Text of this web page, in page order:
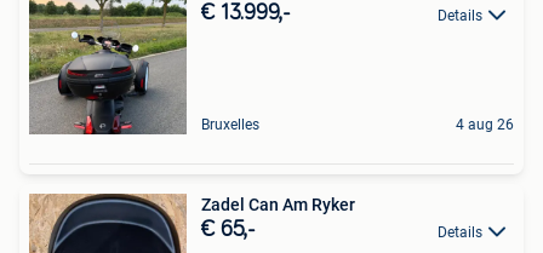
€ 13.999,- Details
Bruxelles 4 aug 26
Zadel Can Am Ryker
€ 65,- Details